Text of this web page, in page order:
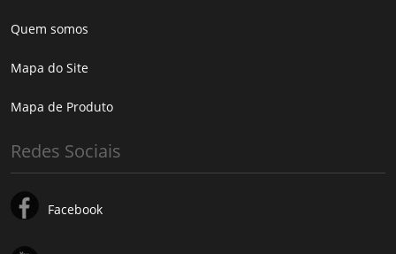
Quem somos
Mapa do Site
Mapa de Produto
Redes Sociais
Facebook